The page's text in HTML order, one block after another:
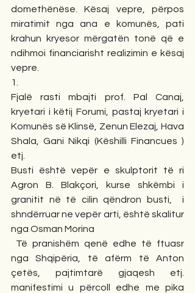
domethënëse. Kësaj vepre, përpos
miratimit nga ana e komunës, pati
krahun kryesor mërgatën tonë që e
ndihmoi financiarisht realizimin e kësaj
vepre.
1.
Fjalë rasti mbajti prof. Pal Canaj,
kryetari i këtij Forumi, pastaj kryetari i
Komunës së Klinsë, Zenun Elezaj, Hava
Shala, Gani Nikqi (Këshilli Financues )
etj.
Busti është vepër e skulptorit të ri
Agron B. Blakçori, kurse shkëmbi i
granitit në të cilin qëndron busti,  i
shndërruar ne vepër arti, është skalitur
nga Osman Morina
nga Shqipëria, të afërm të Anton
çetës, pajtimtarë gjaqesh etj.
manifestimi u përcoll edhe me pika